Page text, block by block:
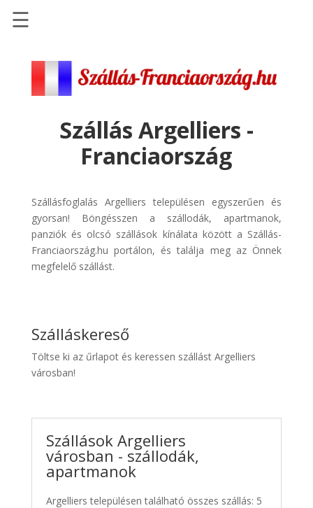
Szállások
Repülőjegy
pénzvisszatérítéssel
Discover
Cars
Transzfer
☰
Szállás Argelliers -
Franciaország
Szállásfoglalás Argelliers településen egyszerűen és
gyorsan! Böngésszen a szállodák, apartmanok,
panziók és olcsó szállások kínálata között a Szállás-
Franciaország.hu portálon, és találja meg az Önnek
megfelelő szállást.
Szálláskereső
Töltse ki az űrlapot és keressen szállást Argelliers
városban!
Szállások Argelliers
városban - szállodák,
apartmanok
Argelliers településen található összes szállás: 5